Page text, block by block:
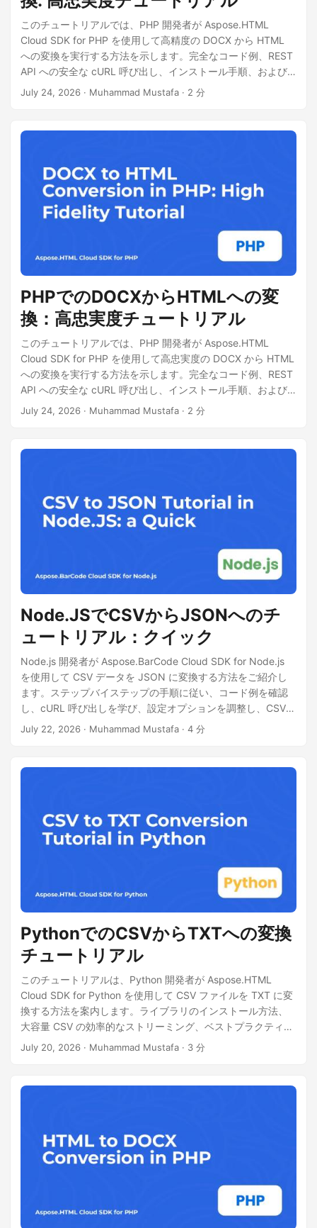
このチュートリアルでは、PHP 開発者が Aspose.HTML
Cloud SDK for PHP を使用して高精度の DOCX から HTML
への変換を実行する方法を示します。完全なコード例、REST
API への安全な cURL 呼び出し、インストール手順、および
大きなドキュメントを処理するためのヒントが確認できま
July 24, 2026 · Muhammad Mustafa · 2 分
PHPでのDOCXからHTMLへの変
換：高忠実度チュートリアル
このチュートリアルでは、PHP 開発者が Aspose.HTML
Cloud SDK for PHP を使用して高忠実度の DOCX から HTML
への変換を実行する方法を示します。完全なコード例、REST
API への安全な cURL 呼び出し、インストール手順、および
大容量ドキュメントの処理に関するヒントが確認できます。
July 24, 2026 · Muhammad Mustafa · 2 分
Node.JSでCSVからJSONへのチ
ュートリアル：クイック
Node.js 開発者が Aspose.BarCode Cloud SDK for Node.js
を使用して CSV データを JSON に変換する方法をご紹介し
ます。ステップバイステップの手順に従い、コード例を確認
し、cURL 呼び出しを学び、設定オプションを調整し、CSV
から JSON への処理のデプロイを扱います。
July 22, 2026 · Muhammad Mustafa · 4 分
PythonでのCSVからTXTへの変換
チュートリアル
このチュートリアルは、Python 開発者が Aspose.HTML
Cloud SDK for Python を使用して CSV ファイルを TXT に変
換する方法を案内します。ライブラリのインストール方法、
大容量 CSV の効率的なストリーミング、ベストプラクティス
のパフォーマンス調整の適用、そして Pandas を使用せずに
July 20, 2026 · Muhammad Mustafa · 3 分